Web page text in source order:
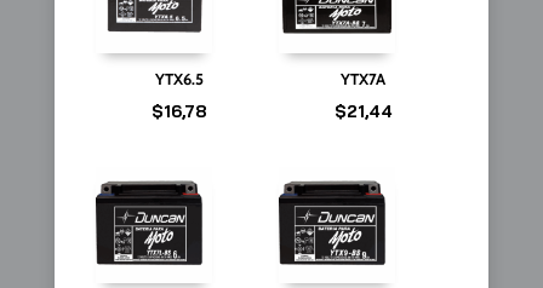
YTX6.5
$16,78
YTX7A
$21,44